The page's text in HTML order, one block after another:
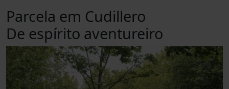
Parcela em Cudillero
De espírito aventureiro